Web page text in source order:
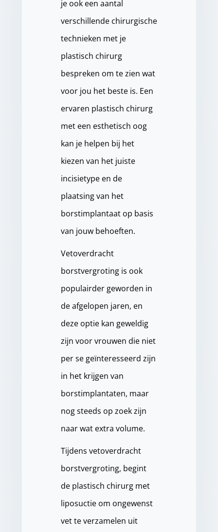
je ook een aantal
verschillende chirurgische
technieken met je
plastisch chirurg
bespreken om te zien wat
voor jou het beste is. Een
ervaren plastisch chirurg
met een esthetisch oog
kan je helpen bij het
kiezen van het juiste
incisietype en de
plaatsing van het
borstimplantaat op basis
van jouw behoeften.
Vetoverdracht
borstvergroting is ook
populairder geworden in
de afgelopen jaren, en
deze optie kan geweldig
zijn voor vrouwen die niet
per se geïnteresseerd zijn
in het krijgen van
borstimplantaten, maar
nog steeds op zoek zijn
naar wat extra volume.
Tijdens vetoverdracht
borstvergroting, begint
de plastisch chirurg met
liposuctie om ongewenst
vet te verzamelen uit